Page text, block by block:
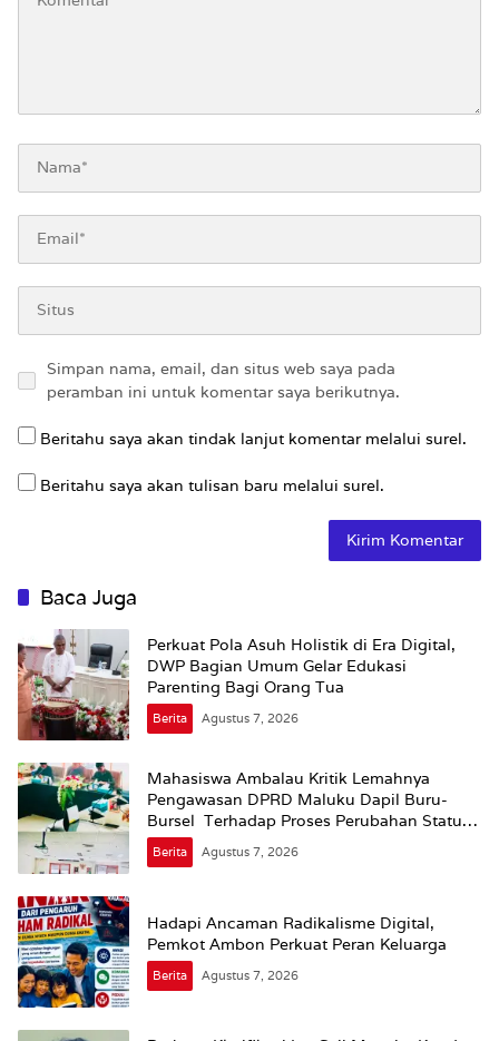
Simpan nama, email, dan situs web saya pada
peramban ini untuk komentar saya berikutnya.
Beritahu saya akan tindak lanjut komentar melalui surel.
Beritahu saya akan tulisan baru melalui surel.
Baca Juga
Perkuat Pola Asuh Holistik di Era Digital,
DWP Bagian Umum Gelar Edukasi
Parenting Bagi Orang Tua
Berita Agustus 7, 2026
Mahasiswa Ambalau Kritik Lemahnya
Pengawasan DPRD Maluku Dapil Buru-
Bursel Terhadap Proses Perubahan Status
Jalan
Berita Agustus 7, 2026
Hadapi Ancaman Radikalisme Digital,
Pemkot Ambon Perkuat Peran Keluarga
Berita Agustus 7, 2026